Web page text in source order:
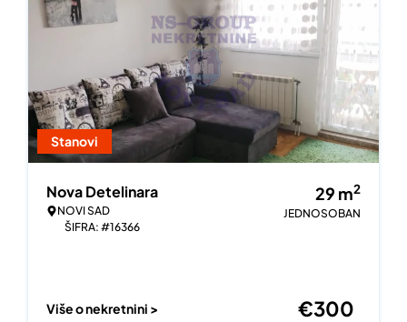
Stanovi
Nova Detelinara
NOVI SAD
ŠIFRA: #16366
29 m2
JEDNOSOBAN
Više o nekretnini > €300